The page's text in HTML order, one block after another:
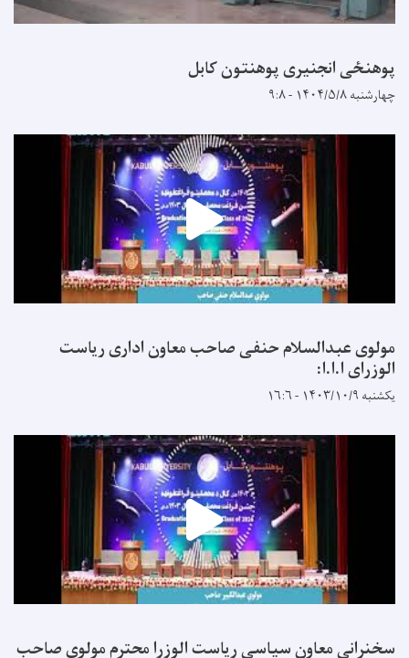
پوهنځی انجنیری پوهنتون کابل
چهارشنبه ۱۴۰۴/۵/۸ - ۹:۸
مولوی عبدالسلام حنفی صاحب معاون اداری ریاست
الوزرای ا.ا.ا:
یکشنبه ۱۴۰۳/۱۰/۹ - ۱۶:۶
سخنرانی معاون سیاسی ریاست الوزرا محترم مولوی صاحب